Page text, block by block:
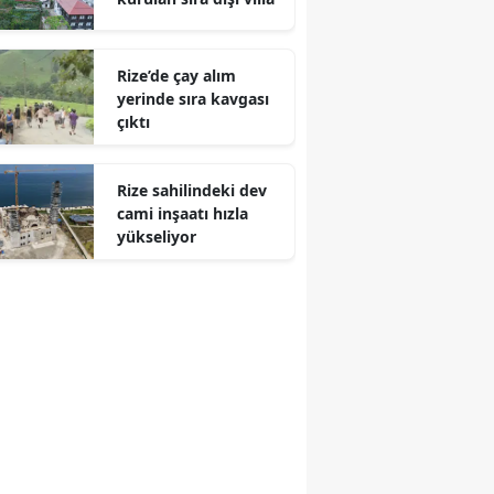
Rize’de çay alım
yerinde sıra kavgası
çıktı
Rize sahilindeki dev
cami inşaatı hızla
yükseliyor